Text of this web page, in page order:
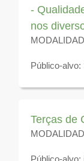
-
nos
Público-
2025
Terças de